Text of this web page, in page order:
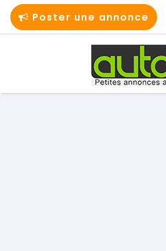
Poster une annonce